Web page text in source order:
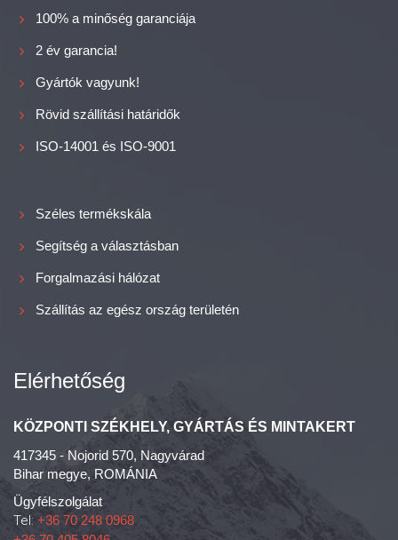
100% a minőség garanciája
2 év garancia!
Gyártók vagyunk!
Rövid szállítási határidők
ISO-14001 és ISO-9001
Széles termékskála
Segítség a választásban
Forgalmazási hálózat
Szállítás az egész ország területén
Elérhetőség
KÖZPONTI SZÉKHELY, GYÁRTÁS ÉS MINTAKERT
417345 - Nojorid 570, Nagyvárad
Bihar megye, ROMÁNIA
Ügyfélszolgálat
Tel: +36 70 248 0968